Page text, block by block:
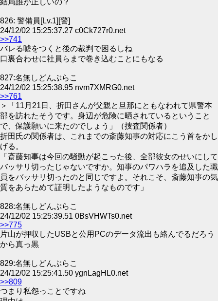
結局誰が正しいの？
826: 警備員[Lv.1][警]
24/12/02 15:25:37.27 c0Ck727r0.net
>>741
バレる嘘をつくと後の裁判で困るしね
口裏合わせに社員らまで巻き込むことにもなる
827:名無しどんぶらこ
24/12/02 15:25:38.95 nvm7XMRG0.net
>>761
＞「11月21日、折田さんが父親と旦那にともなわれて県警本
部を訪れたそうです。身辺が危険に晒されているということ
で、保護願いに来たのでしょう」（捜査関係者）
折田氏の関係者は、これまでの斎藤知事の対応にこう首をかし
げる。
「斎藤知事は今回の騒動が起こった後、全部彼女のせいにして
バッサリ切ったじゃないですか。知事のパワハラを追及した職
員をバッサリ切ったのと同じですよ。それこそ、斎藤知事の気
質をあらためて証明したようなものです」
828:名無しどんぶらこ
24/12/02 15:25:39.51 0BsVHWTs0.net
>>775
片山が押収したUSBと公用PCのデータ流出も絡んでるだろう
から真っ黒
829:名無しどんぶらこ
24/12/02 15:25:41.50 ygnLagHL0.net
>>809
つまり私怨っことですね